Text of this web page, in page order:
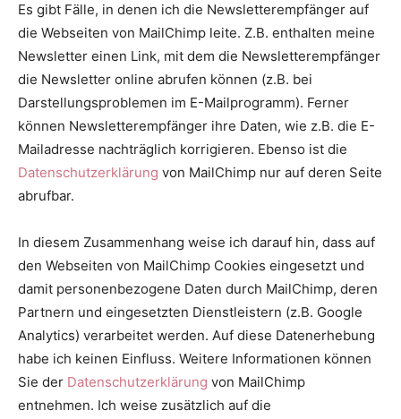
Es gibt Fälle, in denen ich die Newsletterempfänger auf
die Webseiten von MailChimp leite. Z.B. enthalten meine
Newsletter einen Link, mit dem die Newsletterempfänger
die Newsletter online abrufen können (z.B. bei
Darstellungsproblemen im E-Mailprogramm). Ferner
können Newsletterempfänger ihre Daten, wie z.B. die E-
Mailadresse nachträglich korrigieren. Ebenso ist die
Datenschutzerklärung von MailChimp nur auf deren Seite
abrufbar.
In diesem Zusammenhang weise ich darauf hin, dass auf
den Webseiten von MailChimp Cookies eingesetzt und
damit personenbezogene Daten durch MailChimp, deren
Partnern und eingesetzten Dienstleistern (z.B. Google
Analytics) verarbeitet werden. Auf diese Datenerhebung
habe ich keinen Einfluss. Weitere Informationen können
Sie der Datenschutzerklärung von MailChimp
entnehmen. Ich weise zusätzlich auf die